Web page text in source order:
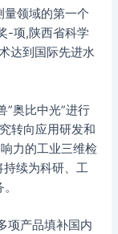
量领域的第一个
-项,陕西省科学
达到国际先进水
”奥比中光”进行
转向应用研发和
力的工业三维检
持续为科研、工
项产品填补国内